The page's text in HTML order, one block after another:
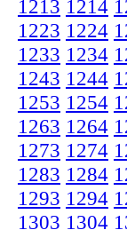
1213 1214
1223 1224
1233 1234
1243 1244
1253 1254
1263 1264
1273 1274
1283 1284
1293 1294
1303 1304